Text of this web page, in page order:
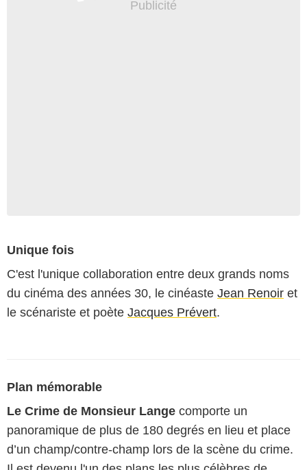
Unique fois
C'est l'unique collaboration entre deux grands noms
du cinéma des années 30, le cinéaste Jean Renoir et
le scénariste et poète Jacques Prévert.
Plan mémorable
Le Crime de Monsieur Lange comporte un
panoramique de plus de 180 degrés en lieu et place
d’un champ/contre-champ lors de la scène du crime.